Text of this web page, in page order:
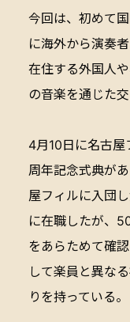
今回は、初めて
に海外から演奏
在住する外国人
の音楽を通じた
4月10日に名古
周年記念式典が
屋フィルに入団
に在職したが、
をあらためて確
して楽員と異な
りを持っている。